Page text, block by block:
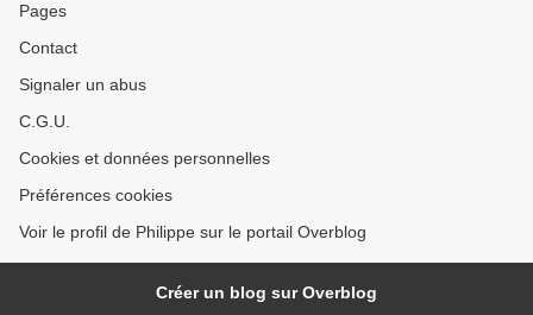
Pages
Contact
Signaler un abus
C.G.U.
Cookies et données personnelles
Préférences cookies
Voir le profil de Philippe sur le portail Overblog
Créer un blog sur Overblog